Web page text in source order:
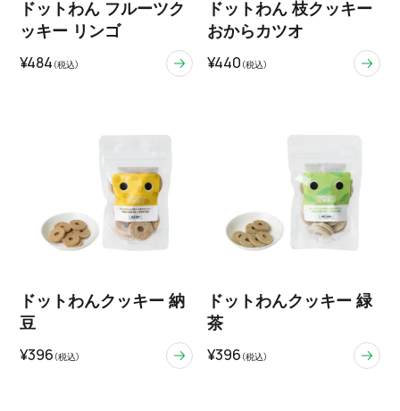
ドットわん フルーツク
ッキー リンゴ
¥484 （税込）
ドットわん 枝クッキー
おからカツオ
¥440 （税込）
ドットわんクッキー 納
豆
¥396 （税込）
ドットわんクッキー 緑
茶
¥396 （税込）